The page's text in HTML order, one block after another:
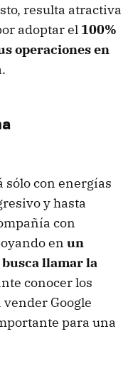
resulta atractiva
adoptar el 100%
operaciones en
sólo con energías
y hasta
con
en un
llamar la
conocer los
Google
para una